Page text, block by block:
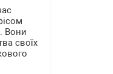
Вони
своїх